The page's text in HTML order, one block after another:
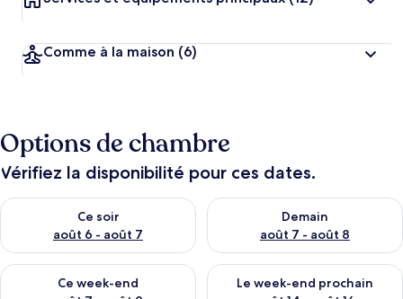
Comme à la maison (6)
Options de chambre
Vérifiez la disponibilité pour ces dates.
Ce soir
août 6 - août 7
Vérifier la disponibilité pour ce soir août 6 - août 7
Demain
août 7 - août 8
Vérifier la disponibilité pour
Ce week-end
Vérifier la disponibilité pour ce week-end août 7 - août 9
Le week-end prochain
Vérifier la disponibilité pour